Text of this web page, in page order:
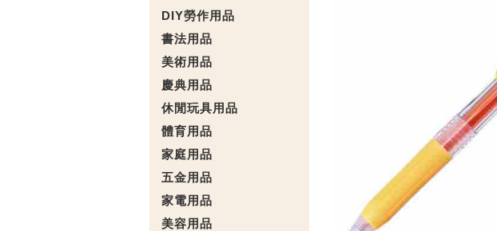
DIY勞作用品
書法用品
美術用品
慶典用品
休閒玩具用品
體育用品
家庭用品
五金用品
家電用品
美容用品